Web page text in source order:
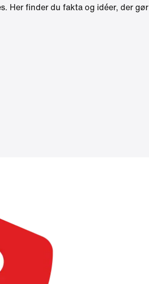
Her finder du fakta og idéer, der gør